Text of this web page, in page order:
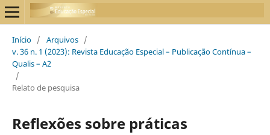
Início / Arquivos /
v. 36 n. 1 (2023): Revista Educação Especial – Publicação Contínua –
Qualis – A2
/
Relato de pesquisa
Reflexões sobre práticas